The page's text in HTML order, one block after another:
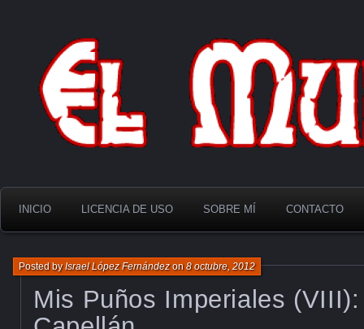
El Multiverso
INICIO LICENCIA DE USO SOBRE MÍ CONTACTO
Mis Puños Imperiales
Posted byIsrael López Fernándezon8 octubre, 2012